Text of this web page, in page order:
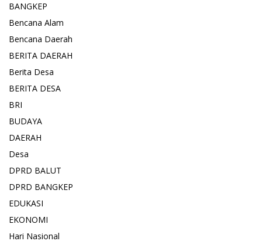
BANGKEP
Bencana Alam
Bencana Daerah
BERITA DAERAH
Berita Desa
BERITA DESA
BRI
BUDAYA
DAERAH
Desa
DPRD BALUT
DPRD BANGKEP
EDUKASI
EKONOMI
Hari Nasional